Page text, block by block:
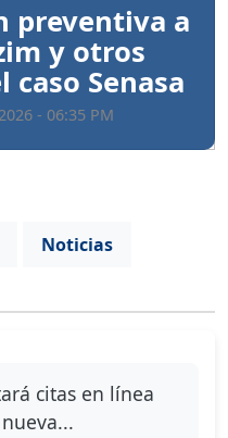
preventiva a
y otros
Senasa
- 06:35 PM
Noticias
citas en línea